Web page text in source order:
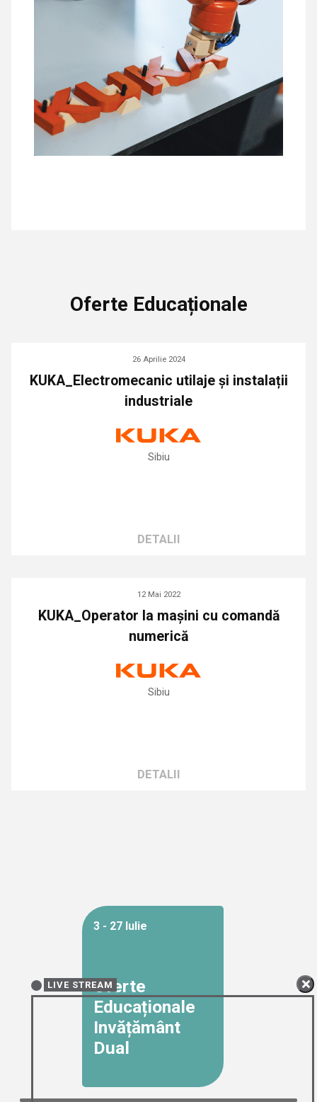
Oferte Educaționale
26 Aprilie 2024
KUKA_Electromecanic utilaje și instalații
industriale
Sibiu
DETALII
12 Mai 2022
KUKA_Operator la mașini cu comandă
numerică
Sibiu
DETALII
3 - 27 Iulie
Oferte
Educaționale
Invățământ
Dual
LIVE STREAM